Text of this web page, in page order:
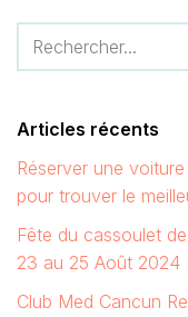
Articles récents
Réserver une
pour trouver le
Fête du cassoulet
23 au 25 Août 2024
Club Med Cancun